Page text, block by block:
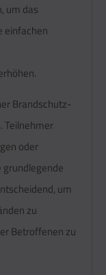
um das
einfachen
Brandschutz-
Teilnehmer
oder
um
zu
Betroffenen zu